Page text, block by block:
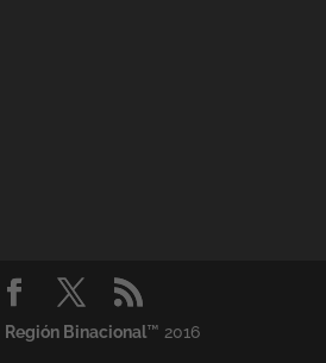
Región Binacional™ 2016